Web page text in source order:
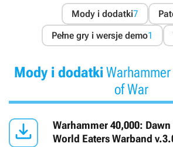
Mody i dodatki7
Pełne gry i wersje demo1
Mody i dodatki
of War

Warhammer 40,000: Dawn
World Eaters Warband